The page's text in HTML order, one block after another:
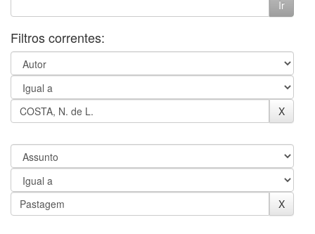
Filtros correntes: